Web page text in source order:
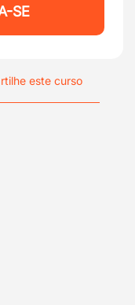
SE
este curso